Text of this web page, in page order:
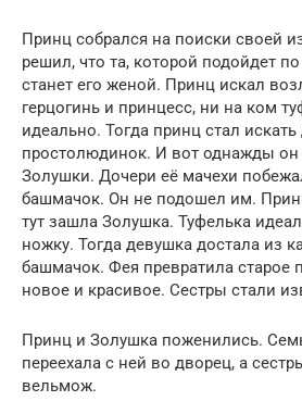
Принц собрался на поиски своей
решил, что та, которой подойдет
станет его женой. Принц искал
герцогинь и принцесс, ни на ком
идеально. Тогда принц стал
простолюдинок. И вот однажды
Золушки. Дочери её мачехи
башмачок. Он не подошел им.
тут зашла Золушка. Туфелька
ножку. Тогда девушка достала из
башмачок. Фея превратила старое
новое и красивое. Сестры стали
Принц и Золушка поженились.
переехала с ней во дворец, а
вельмож.